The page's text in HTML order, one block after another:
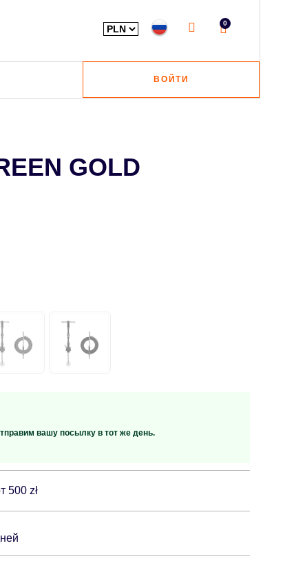
0
ВОЙТИ
GOLD
вашу посылку в тот же день.
500 zł